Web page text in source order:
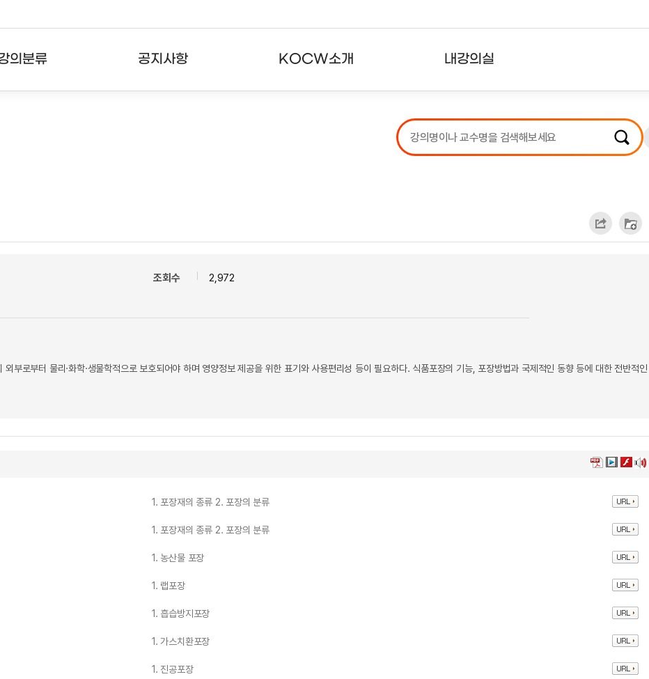
의분류 공지사항 KOCW소개 내강의실
강의리스트
수강확인증강의
조회수 2,972
외부로부터 물리·화학·생물학적으로 보호되어야 하며 영양정보 제공을 위한 표기와 사용편리성 등이 필요하다. 식품포장의 기능, 포장방법과 국제적인 동향 등에 대한 전반적인
1. 포장재의 종류 2. 포장의 분류
1. 포장재의 종류 2. 포장의 분류
1. 농산물 포장
1. 랩포장
1. 흡습방지포장
1. 가스치환포장
1. 진공포장